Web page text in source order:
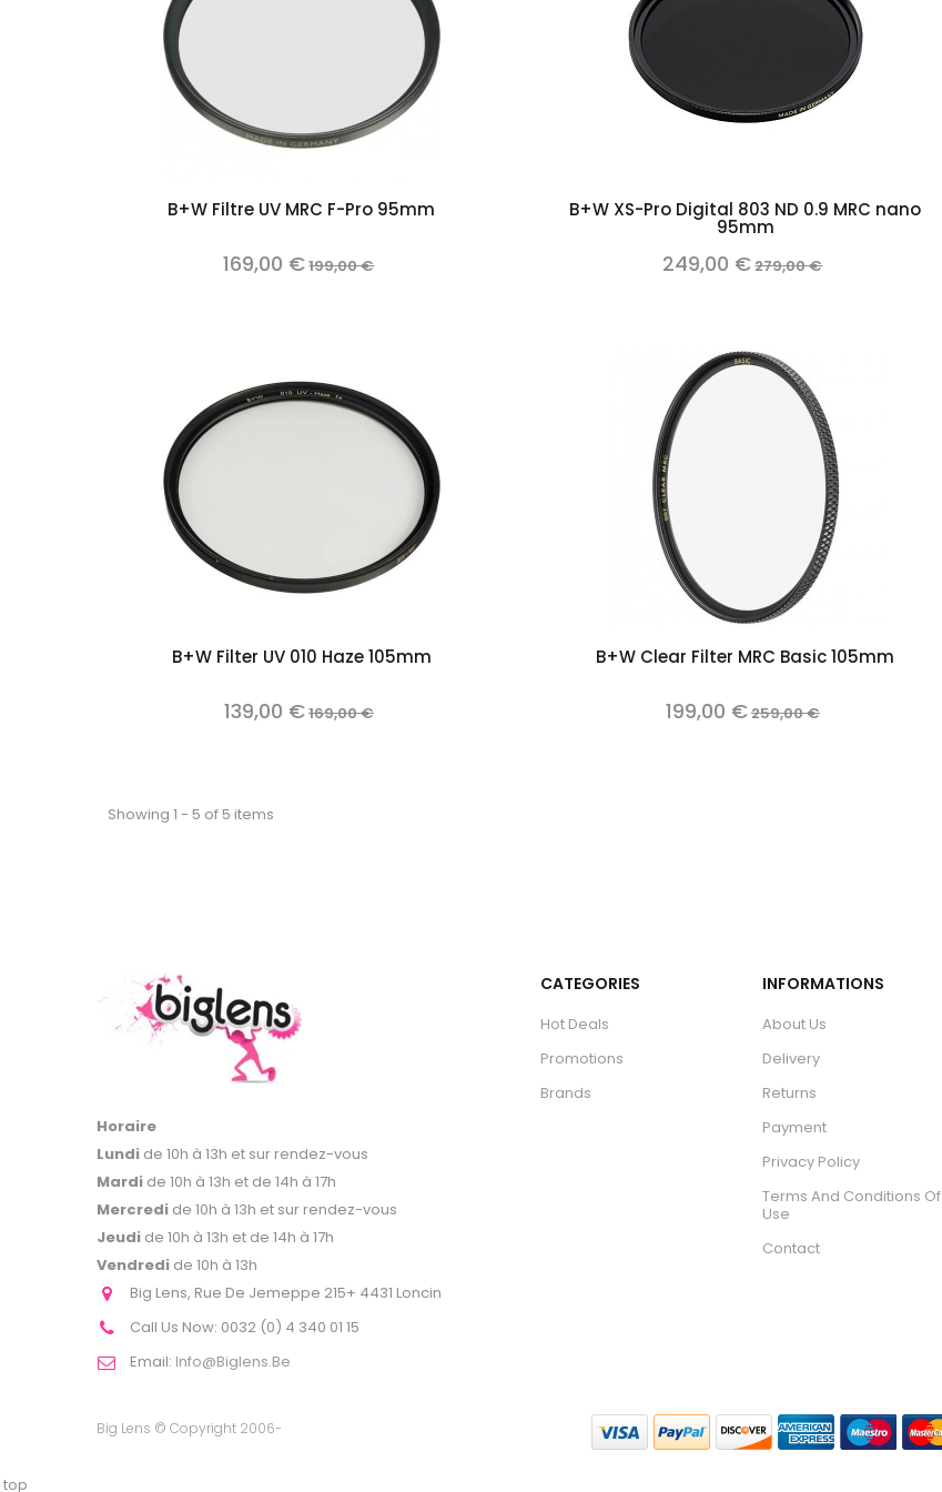
Add to cart
B+W Filtre UV MRC F-Pro 95mm
169,00 €199,00 €
Add to cart
B+W XS-Pro Digital 803 ND 0.9 MRC nano
95mm
249,00 €279,00 €
Out of stock
B+W Filter UV 010 Haze 105mm
139,00 €169,00 €
Add to cart
B+W Clear Filter MRC Basic 105mm
199,00 €259,00 €
Showing 1 - 5 of 5 items
Horaire
Lundi de 10h à 13h et sur rendez-vous
Mardi de 10h à 13h et de 14h à 17h
Mercredi de 10h à 13h et sur rendez-vous
Jeudi de 10h à 13h et de 14h à 17h
Vendredi de 10h à 13h
Big Lens, Rue De Jemeppe 215+ 4431 Loncin
Call Us Now: 0032 (0) 4 340 01 15
Email: Info@biglens.be
CATEGORIES
Hot Deals
Promotions
Brands
INFORMATIONS
About Us
Delivery
Returns
Payment
Privacy Policy
Terms And Conditions Of
Use
Contact
Big Lens © Copyright 2006-
top